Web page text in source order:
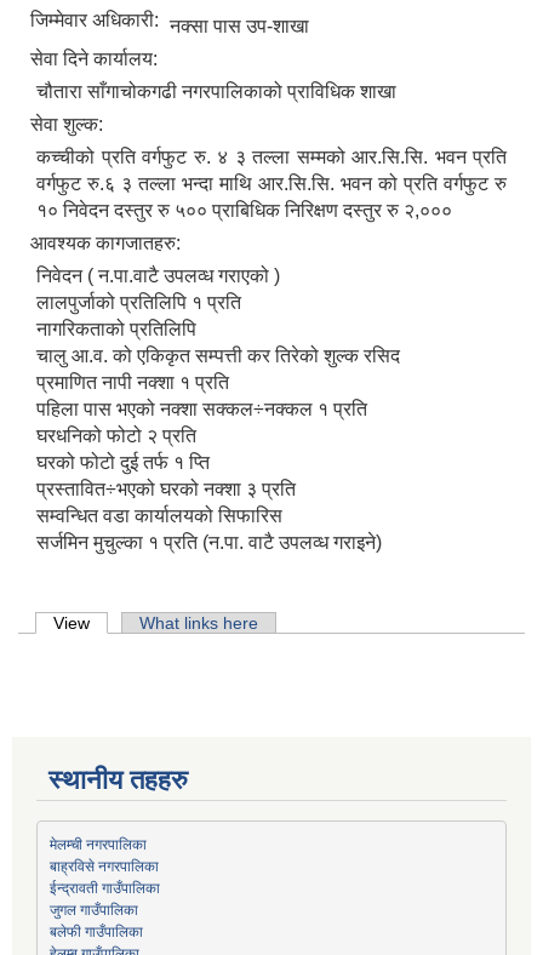
जिम्मेवार अधिकारी: नक्सा पास उप-शाखा
सेवा दिने कार्यालय:
चौतारा साँगाचोकगढी नगरपालिकाको प्राविधिक शाखा
सेवा शुल्क:
कच्चीको प्रति वर्गफुट रु. ४ ३ तल्ला सम्मको आर.सि.सि. भवन प्रति
वर्गफुट रु.६ ३ तल्ला भन्दा माथि आर.सि.सि. भवन को प्रति वर्गफुट रु
१० निवेदन दस्तुर रु ५०० प्राबिधिक निरिक्षण दस्तुर रु २,०००
आवश्यक कागजातहरु:
निवेदन ( न.पा.वाटै उपलव्ध गराएको )
लालपुर्जाको प्रतिलिपि १ प्रति
नागरिकताको प्रतिलिपि
चालु आ.व. को एकिकृत सम्पत्ती कर तिरेको शुल्क रसिद
प्रमाणित नापी नक्शा १ प्रति
पहिला पास भएको नक्शा सक्कल÷नक्कल १ प्रति
घरधनिको फोटो २ प्रति
घरको फोटो दुई तर्फ १ प्ति
प्रस्तावित÷भएको घरको नक्शा ३ प्रति
सम्वन्धित वडा कार्यालयको सिफारिस
सर्जमिन मुचुल्का १ प्रति (न.पा. वाटै उपलव्ध गराइने)
Primary tabs
View (active tab)What links here
स्थानीय तहहरु
मेलम्ची नगरपालिका
बाह्रविसे नगरपालिका
ईन्द्रावती गाउँपालिका
जुगल गाउँपालिका
बलेफी गाउँपालिका